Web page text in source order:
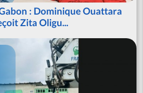
: Dominique Ouattara
Zita Oligu...